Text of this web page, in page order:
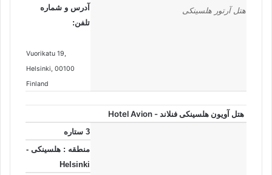
هتل آرتور هلسینکی
آدرس و شماره
تلفن:
Vuorikatu 19
Helsinki , 00100
Finland
هتل آویون هلسینکی فنلاند - Hotel Avion
3 ستاره
منطقه : هلسینکی -
Helsinki